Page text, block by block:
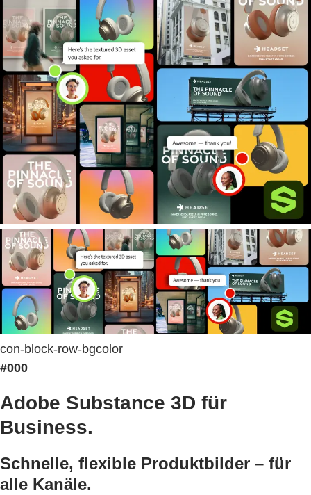
con-block-row-bgcolor
#000
Adobe Substance 3D für
Business.
Schnelle, flexible Produktbilder – für
alle Kanäle.